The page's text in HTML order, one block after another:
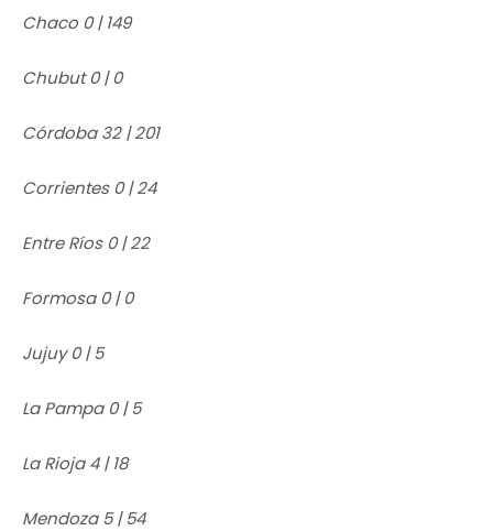
Chaco 0 | 149
Chubut 0 | 0
Córdoba 32 | 201
Corrientes 0 | 24
Entre Ríos 0 | 22
Formosa 0 | 0
Jujuy 0 | 5
La Pampa 0 | 5
La Rioja 4 | 18
Mendoza 5 | 54